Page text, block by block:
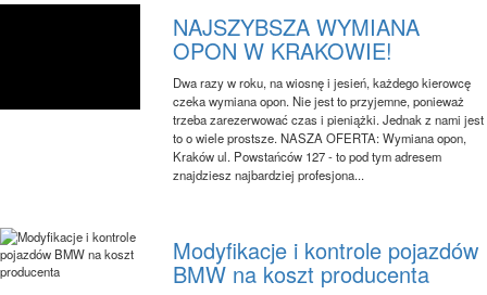
NAJSZYBSZA WYMIANA
OPON W KRAKOWIE!
Dwa razy w roku, na wiosnę i jesień, każdego kierowcę
czeka wymiana opon. Nie jest to przyjemne, ponieważ
trzeba zarezerwować czas i pieniążki. Jednak z nami jest
to o wiele prostsze. NASZA OFERTA: Wymiana opon,
Kraków ul. Powstańców 127 - to pod tym adresem
znajdziesz najbardziej profesjona...
Modyfikacje i kontrole pojazdów
BMW na koszt producenta